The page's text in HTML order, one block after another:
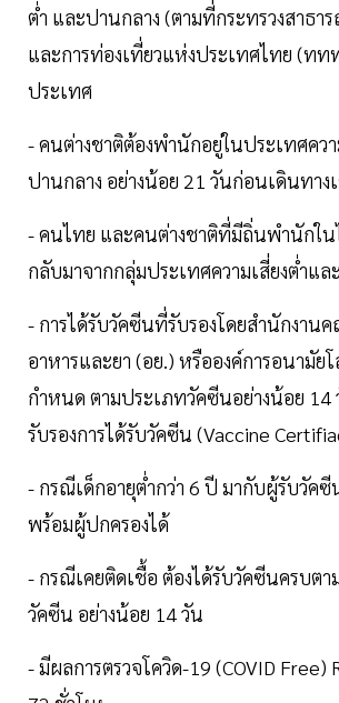
ต่ำ และปานกลาง (ตามที่กระทรวงสาธ
และการท่องเที่ยวแห่งประเทศไทย (ทท
ประเทศ
- คนต่างชาติต้องพำนักอยู่ในประเทศควา
ปานกลาง อย่างน้อย 21 วันก่อนเดินทา
- คนไทย และคนต่างชาติที่มีถิ่นพำนักใน
กลับมาจากกลุ่มประเทศความเสี่ยงต่ำแล
- การได้รับวัคซีนที่รับรองโดยสำนักงานค
อาหารและยา (อย.) หรือองค์การอนามัย
กำหนด ตามประเภทวัคซีนอย่างน้อย 14
รับรองการได้รับวัคซีน (Vaccine
- กรณีเด็กอายุต่ำกว่า 6 ปี มากับผู้รับวัคซี
พร้อมผู้ปกครองได้
- กรณีเคยติดเชื้อ ต้องได้รับวัคซีนครบตา
วัคซีน อย่างน้อย 14 วัน
- มีผลการตรวจโควิด-19 (COVID Free)